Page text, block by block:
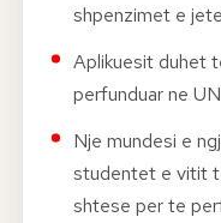
shpenzimet e
Aplikuesit duhet
perfunduar ne
Nje mundesi e
studentet e vitit
shtese per te